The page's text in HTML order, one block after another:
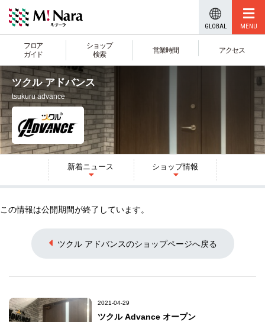
GLOBAL
フロア
ガイド
ショップ
検索
営業時間 アクセス
ツクル アドバンス
tsukuru advance
新着ニュース ショップ情報
この情報は公開期間が終了しています。
ツクル アドバンスのショップページへ戻る
2021-04-29
ツクル Advance オープン